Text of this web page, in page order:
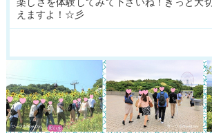
楽しさを体験してみて下さいね！きっと大
えますよ！☆彡